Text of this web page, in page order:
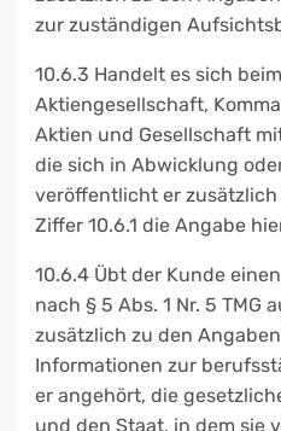
zur zuständigen
10.6.3 Handelt es sich
Aktiengesellschaft,
Aktien und Gesellschaft
die sich in Abwicklung
veröffentlicht er
Ziffer 10.6.1 die Angabe
10.6.4 Übt der Kunde
nach § 5 Abs. 1 Nr. 5 TMG
zusätzlich zu den
Informationen zur
er angehört, die
und den Staat, in dem sie